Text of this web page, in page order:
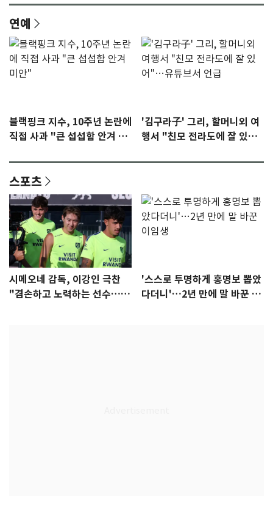
연예
블랙핑크 지수, 10주년 논란에
직접 사과 "큰 섭섭함 안겨 미
'김구라子' 그리, 할머니외 여
행서 "친모 전라도에 잘 있
스포츠
시메오네 감독, 이강인 극찬
"겸손하고 노력하는 선수…좋
'스스로 투명하게 홍명보 뽑았
다더니'…2년 만에 말 바꾼 이